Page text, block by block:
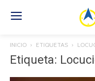
INICIO ETIQUETAS
Etiqueta: